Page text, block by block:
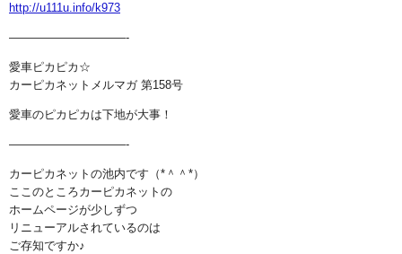
http://u111u.info/k973
——————————-
愛車ピカピカ☆
カーピカネットメルマガ 第158号
愛車のピカピカは下地が大事！
——————————-
カーピカネットの池内です（*＾＾*）
ここのところカーピカネットの
ホームページが少しずつ
リニューアルされているのは
ご存知ですか♪